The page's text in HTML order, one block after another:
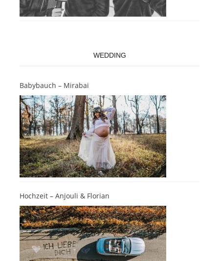
WEDDING
Babybauch – Mirabai
Hochzeit – Anjouli & Florian